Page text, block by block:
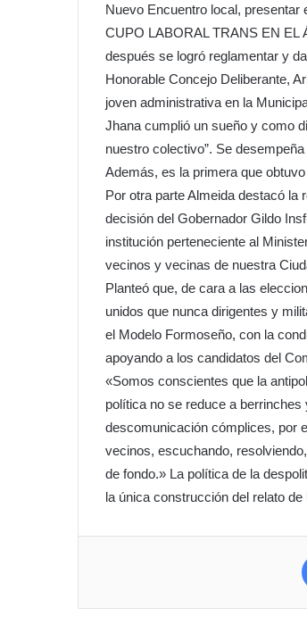
Nuevo Encuentro local,
CUPO LABORAL TRANS EN EL
después se logró reglamentar y
Honorable Concejo Deliberante,
joven administrativa en la
Jhana cumplió un sueño y como
nuestro colectivo”. Se
Además, es la primera que
Por otra parte Almeida destacó la
decisión del Gobernador Gildo
institución perteneciente al
vecinos y vecinas de nuestra
Planteó que, de cara a las
unidos que nunca dirigentes y
el Modelo Formoseño, con la
apoyando a los candidatos del
«Somos conscientes que la
política no se reduce a
descomunicación cómplices, por
vecinos, escuchando,
de fondo.» La política de la
la única construcción del relato